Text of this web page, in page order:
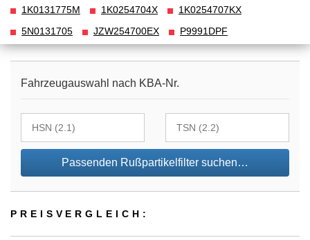
1K0131775M 1K0254704X
1K0254707KX
5N0131705
JZW254700EX P9991DPF
Fahrzeugauswahl nach KBA-Nr.
Passenden Rußpartikelfilter suchen…
PREIS­VER­GLEICH: